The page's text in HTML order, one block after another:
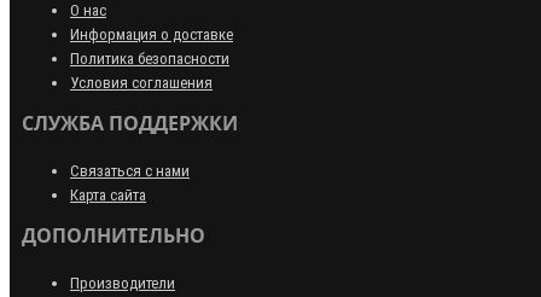
О нас
Информация о доставке
Политика безопасности
Условия соглашения
СЛУЖБА ПОДДЕРЖКИ
Связаться с нами
Карта сайта
ДОПОЛНИТЕЛЬНО
Производители